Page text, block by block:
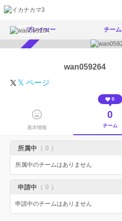
プレイヤー チーム
wan059264
𝕏 ページ
基本情報
0
0
チーム
所属中 （ 0 ）
所属中のチームはありません
申請中 （ 0 ）
申請中のチームはありません